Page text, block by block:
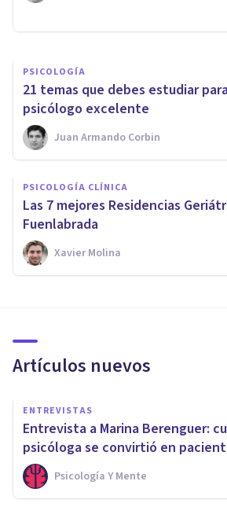
PSICOLOGÍA
21 temas que debes estudiar
psicólogo excelente
Juan Armando Corbin
PSICOLOGÍA CLÍNICA
Las 7 mejores Residencias
Fuenlabrada
Xavier Molina
Artículos nuevos
ENTREVISTAS
Entrevista a Marina Berenguer:
psicóloga se convirtió en
Psicología Y Mente